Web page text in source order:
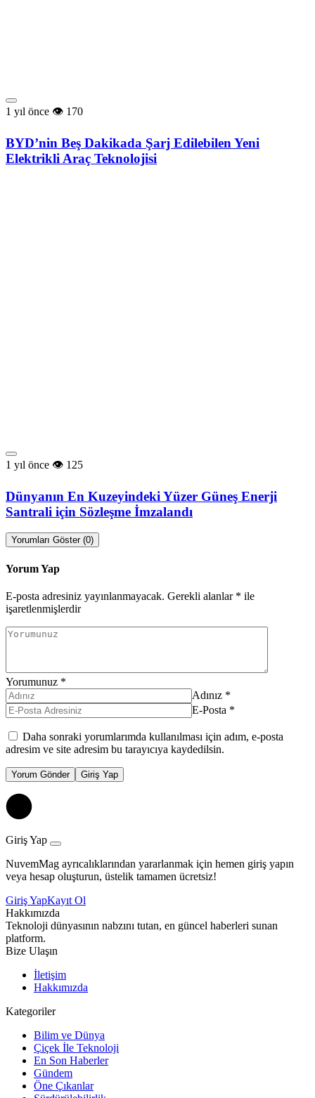
1 yıl önce 170
BYD’nin Beş Dakikada Şarj Edilebilen Yeni
Elektrikli Araç Teknolojisi
1 yıl önce 125
Dünyanın En Kuzeyindeki Yüzer Güneş Enerji
Santrali için Sözleşme İmzalandı
Yorumları Göster (0)
Yorum Yap
E-posta adresiniz yayınlanmayacak. Gerekli alanlar * ile
işaretlenmişlerdir
Yorumunuz *
Adınız *
E-Posta *
Daha sonraki yorumlarımda kullanılması için adım, e-posta
adresim ve site adresim bu tarayıcıya kaydedilsin.
Yorum Gönder Giriş Yap
Giriş Yap
NuvemMag ayrıcalıklarından yararlanmak için hemen giriş yapın
veya hesap oluşturun, üstelik tamamen ücretsiz!
Giriş YapKayıt Ol
Hakkımızda
Teknoloji dünyasının nabzını tutan, en güncel haberleri sunan
platform.
Bize Ulaşın
İletişim
Hakkımızda
Kategoriler
Bilim ve Dünya
Çiçek İle Teknoloji
En Son Haberler
Gündem
Öne Çıkanlar